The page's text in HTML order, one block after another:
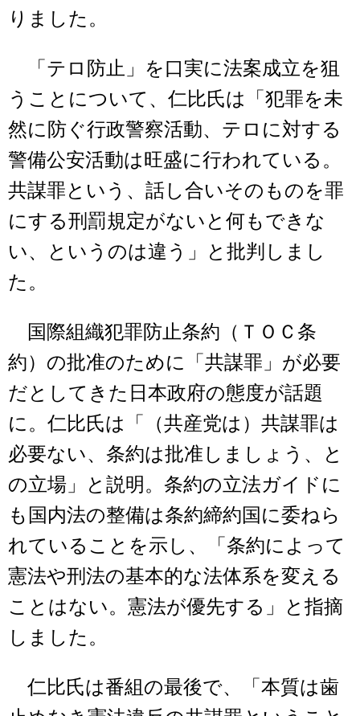
りました。
「テロ防止」を口実に法案成立を狙
うことについて、仁比氏は「犯罪を未
然に防ぐ行政警察活動、テロに対する
警備公安活動は旺盛に行われている。
共謀罪という、話し合いそのものを罪
にする刑罰規定がないと何もできな
い、というのは違う」と批判しまし
た。
国際組織犯罪防止条約（ＴＯＣ条
約）の批准のために「共謀罪」が必要
だとしてきた日本政府の態度が話題
に。仁比氏は「（共産党は）共謀罪は
必要ない、条約は批准しましょう、と
の立場」と説明。条約の立法ガイドに
も国内法の整備は条約締約国に委ねら
れていることを示し、「条約によって
憲法や刑法の基本的な法体系を変える
ことはない。憲法が優先する」と指摘
しました。
仁比氏は番組の最後で、「本質は歯